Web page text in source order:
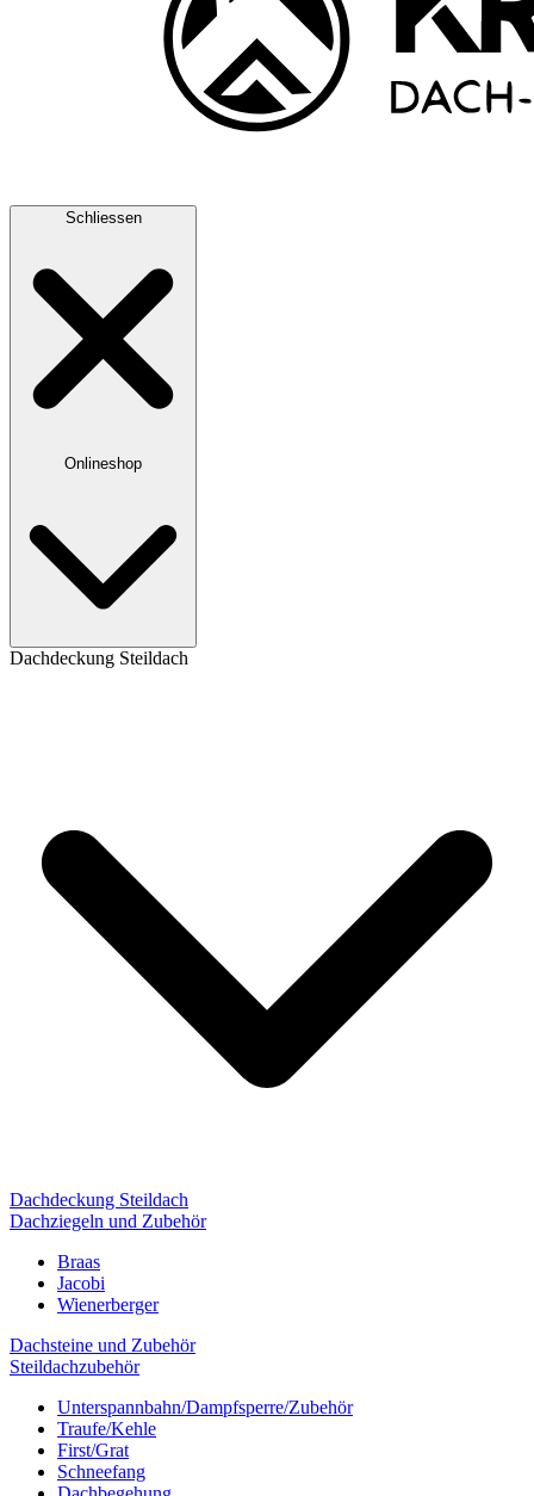
Schliessen
Onlineshop
Dachdeckung Steildach
Dachdeckung Steildach
Dachziegeln und Zubehör
Braas
Jacobi
Wienerberger
Dachsteine und Zubehör
Steildachzubehör
Unterspannbahn/Dampfsperre/Zubehör
Traufe/Kehle
First/Grat
Schneefang